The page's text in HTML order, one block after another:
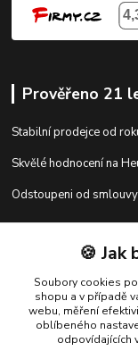
Prověřeno 21
Stabilní prodejce od
Skvělé hodnocení na
Odstoupeni od smlouvy
Kontakty
shop@racing-
🍪 Jak
Soubory cookies
shopu a v případě
webu, měření
oblíbeného
odpovídajících